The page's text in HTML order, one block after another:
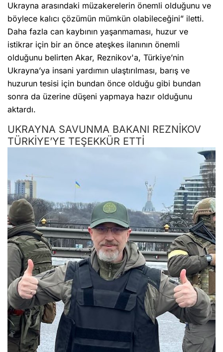
Ukrayna arasındaki müzakerelerin önemli olduğunu ve
böylece kalıcı çözümün mümkün olabileceğini” iletti.
Daha fazla can kaybının yaşanmaması, huzur ve
istikrar için bir an önce ateşkes ilanının önemli
olduğunu belirten Akar, Reznikov'a, Türkiye’nin
Ukrayna’ya insani yardımın ulaştırılması, barış ve
huzurun tesisi için bundan önce olduğu gibi bundan
sonra da üzerine düşeni yapmaya hazır olduğunu
aktardı.
UKRAYNA SAVUNMA BAKANI REZNİKOV
TÜRKİYE’YE TEŞEKKÜR ETTİ